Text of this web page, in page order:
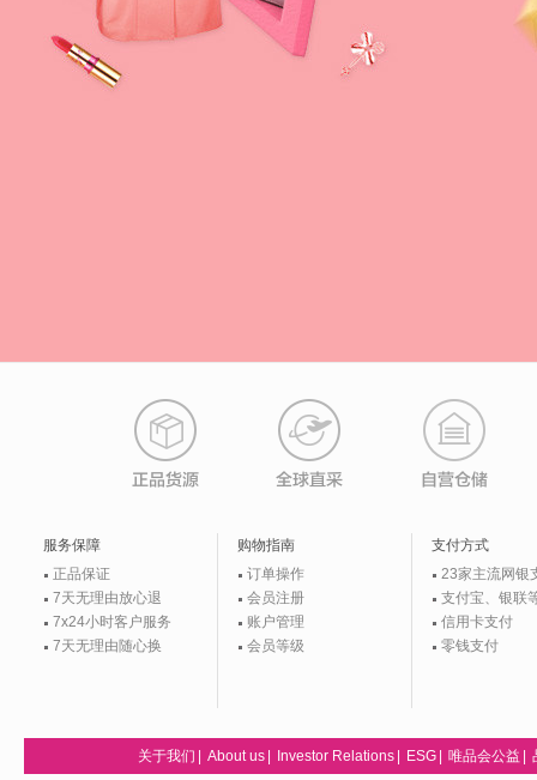
服务保障
正品保证
7天无理由放心退
7x24小时客户服务
7天无理由随心换
购物指南
订单操作
会员注册
账户管理
会员等级
支付方式
23家主流网银
支付宝、银联
信用卡支付
零钱支付
关于我们 About us Investor Relations ESG 唯品会公益